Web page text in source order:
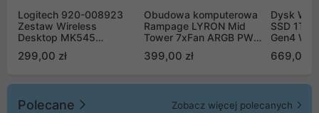
Logitech 920-008923
Zestaw Wireless
Desktop MK545
299,00 zł
Obudowa komputerowa
Rampage LYRON Mid
Tower 7xFan ARGB PWM
399,00 zł
Dysk WD
SSD 1TB
Gen4
669,00
Polecane Zobacz więcej polecanych